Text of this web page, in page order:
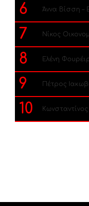
6 Άννα Βίσση –
7 Νίκος
8 Ελένη
9 Πέτρος
10